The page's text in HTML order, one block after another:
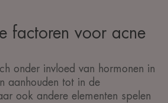
factoren voor acne
onder invloed van hormonen in
aanhouden tot in de
ook andere elementen spelen